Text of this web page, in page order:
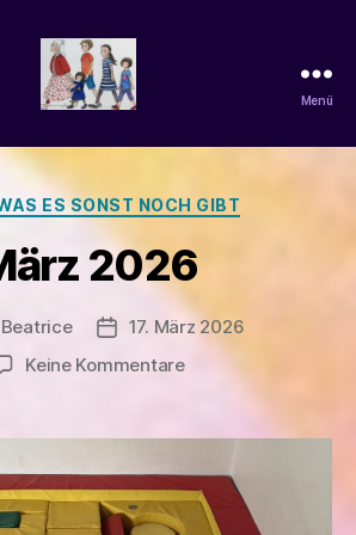
confuss
Menü
Kategorien
ES SONST NOCH GIBT
2026
Beatrice Veröffentlichungsdatum
17. März 2026
Keine Kommentarezu